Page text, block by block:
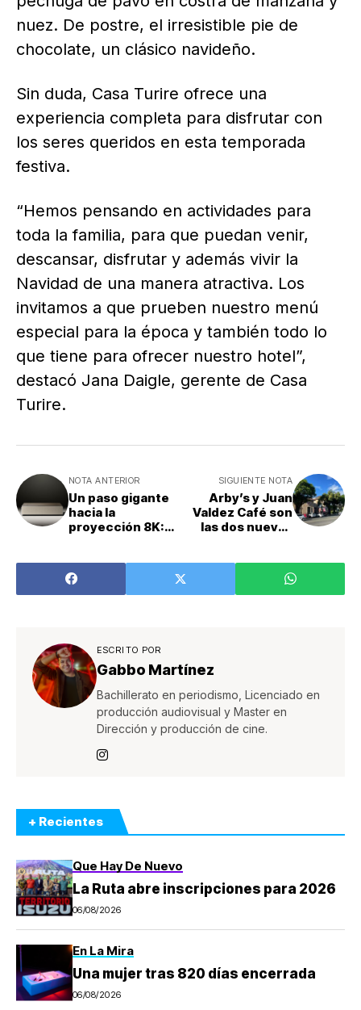
nuez. De postre, el irresistible pie de
chocolate, un clásico navideño.
Sin duda, Casa Turire ofrece una
experiencia completa para disfrutar con
los seres queridos en esta temporada
festiva.
“Hemos pensando en actividades para
toda la familia, para que puedan venir,
descansar, disfrutar y además vivir la
Navidad de una manera atractiva. Los
invitamos a que prueben nuestro menú
especial para la época y también todo lo
que tiene para ofrecer nuestro hotel”,
destacó Jana Daigle, gerente de Casa
Turire.
NOTA ANTERIOR
Un paso gigante
hacia la
proyección 8K:
primera
certificación de
la industria
SIGUIENTE NOTA
Arby’s y Juan
Valdez Café son
las dos nuevas
ESCRITO POR
Gabbo Martínez
Bachillerato en periodismo, Licenciado en
producción audiovisual y Master en
Dirección y producción de cine.
+ Recientes
Que Hay De Nuevo
La Ruta abre inscripciones para 2026
06/08/2026
En La Mira
Una mujer tras 820 días encerrada
06/08/2026